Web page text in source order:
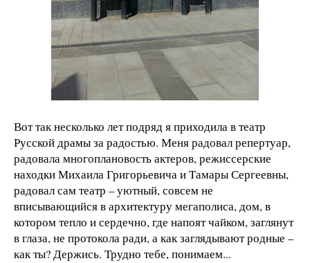
Вот так несколько лет подряд я приходила в театр
Русской драмы за радостью. Меня радовал репертуар,
радовала многоплановость актеров, режиссерские
находки Михаила Григорьевича и Тамары Сергеевны,
радовал сам театр – уютный, совсем не
вписывающийся в архитектуру мегаполиса, дом, в
котором тепло и сердечно, где напоят чайком, заглянут
в глаза, не протокола ради, а как заглядывают родные –
как ты? Держись. Трудно тебе, понимаем...